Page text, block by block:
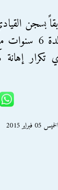
بسجن
الدكتور محمد
إهانة
2015